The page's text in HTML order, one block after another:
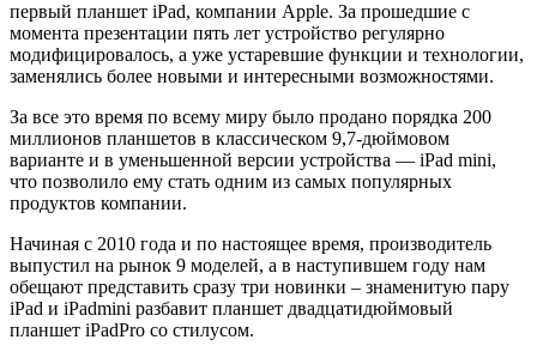
первый планшет iPad, компании Apple. За прошедшие с
момента презентации пять лет устройство регулярно
модифицировалось, а уже устаревшие функции и технологии,
заменялись более новыми и интересными возможностями.
За все это время по всему миру было продано порядка 200
миллионов планшетов в классическом 9,7-дюймовом
варианте и в уменьшенной версии устройства — iPad mini,
что позволило ему стать одним из самых популярных
продуктов компании.
Начиная с 2010 года и по настоящее время, производитель
выпустил на рынок 9 моделей, а в наступившем году нам
обещают представить сразу три новинки – знаменитую пару
iPad и iPadmini разбавит планшет двадцатидюймовый
планшет iPadPro со стилусом.